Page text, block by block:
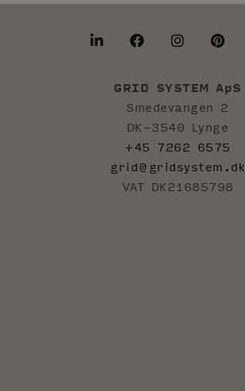
GRID SYSTEM ApS
Smedevangen 2
DK-3540 Lynge
+45 7262 6575
grid@gridsystem.dk
VAT DK21685798